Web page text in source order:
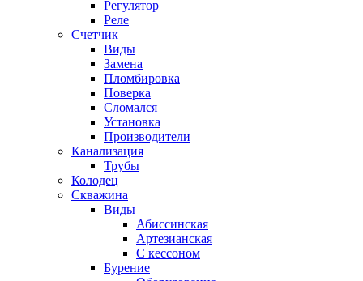
Регулятор
Реле
Счетчик
Виды
Замена
Пломбировка
Поверка
Сломался
Установка
Производители
Канализация
Трубы
Колодец
Скважина
Виды
Абиссинская
Артезианская
С кессоном
Бурение